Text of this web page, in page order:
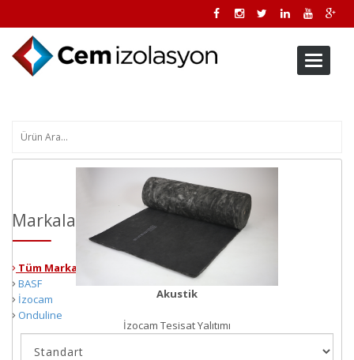
Toggle
Markalar
Tüm Markalar
BASF
İzocam
Onduline
Akustik
İzocam Tesisat Yalıtımı